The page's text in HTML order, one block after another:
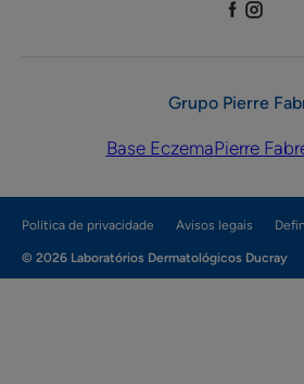
Grupo Pierre
Base EczemaPierre
Política de privacidade Avisos legais
© 2026 Laboratórios Dermatológicos Ducray